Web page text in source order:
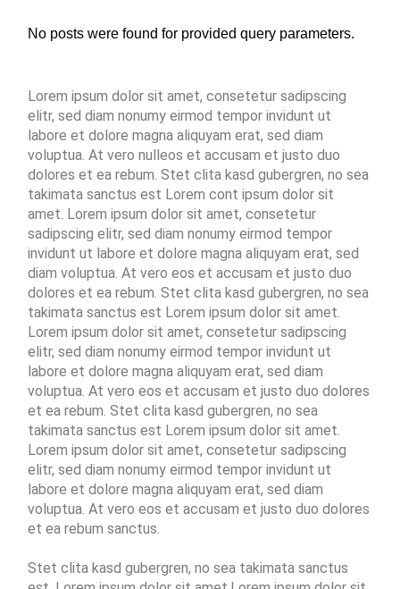
No posts were found for provided query parameters.
Lorem ipsum dolor sit amet, consetetur sadipscing
elitr, sed diam nonumy eirmod tempor invidunt ut
labore et dolore magna aliquyam erat, sed diam
voluptua. At vero nulleos et accusam et justo duo
dolores et ea rebum. Stet clita kasd gubergren, no sea
takimata sanctus est Lorem cont ipsum dolor sit
amet. Lorem ipsum dolor sit amet, consetetur
sadipscing elitr, sed diam nonumy eirmod tempor
invidunt ut labore et dolore magna aliquyam erat, sed
diam voluptua. At vero eos et accusam et justo duo
dolores et ea rebum. Stet clita kasd gubergren, no sea
takimata sanctus est Lorem ipsum dolor sit amet.
Lorem ipsum dolor sit amet, consetetur sadipscing
elitr, sed diam nonumy eirmod tempor invidunt ut
labore et dolore magna aliquyam erat, sed diam
voluptua. At vero eos et accusam et justo duo dolores
et ea rebum. Stet clita kasd gubergren, no sea
takimata sanctus est Lorem ipsum dolor sit amet.
Lorem ipsum dolor sit amet, consetetur sadipscing
elitr, sed diam nonumy eirmod tempor invidunt ut
labore et dolore magna aliquyam erat, sed diam
voluptua. At vero eos et accusam et justo duo dolores
et ea rebum sanctus.
Stet clita kasd gubergren, no sea takimata sanctus